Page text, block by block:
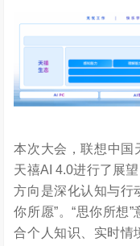
本次大会，联想中国
天禧AI 4.0进行了展
方向是深化认知与行
你所愿”。“思你所想
合个人知识、实时情